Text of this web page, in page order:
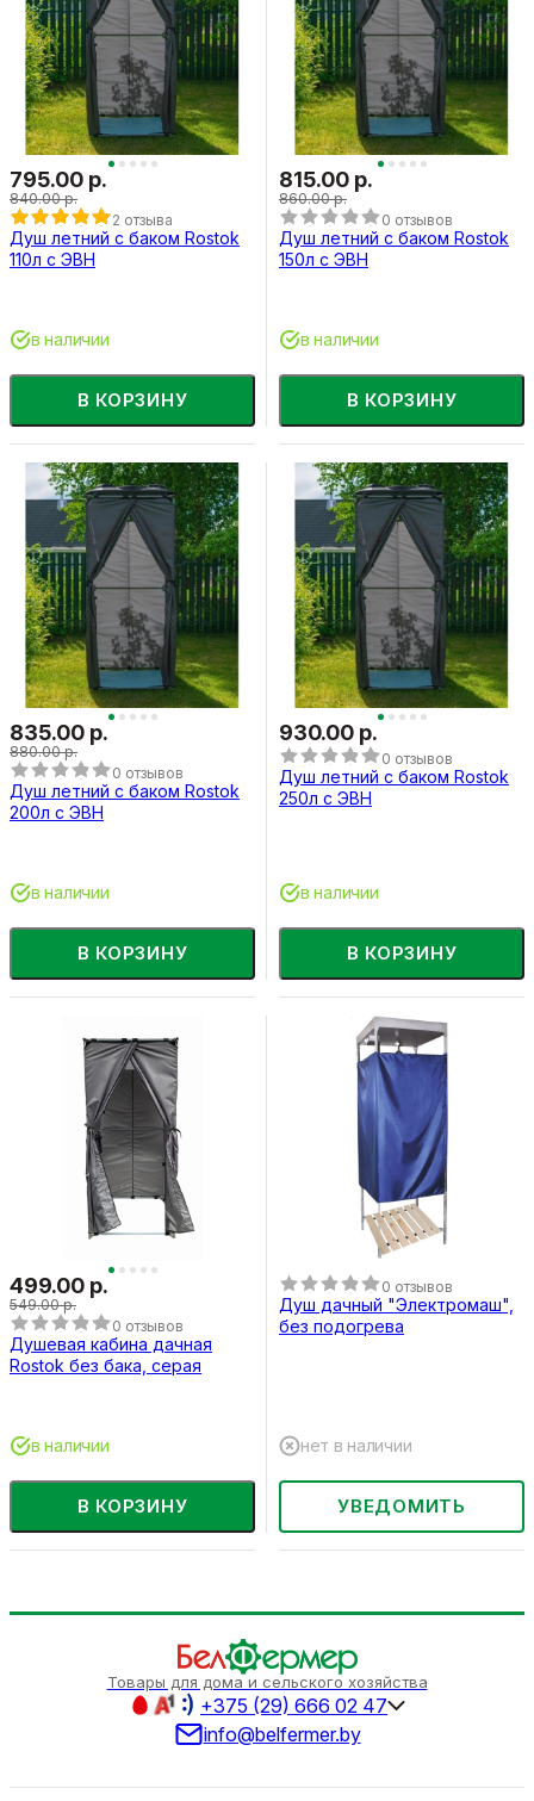
795.00 р.
840.00 р.
2 отзыва
Душ летний с баком Rostok
110л с ЭВН
В КОРЗИНУ
в наличии
815.00 р.
860.00 р.
0 отзывов
Душ летний с баком Rostok
150л с ЭВН
В КОРЗИНУ
в наличии
835.00 р.
880.00 р.
0 отзывов
Душ летний с баком Rostok
200л с ЭВН
В КОРЗИНУ
в наличии
930.00 р.
0 отзывов
Душ летний с баком Rostok
250л с ЭВН
В КОРЗИНУ
в наличии
499.00 р.
549.00 р.
0 отзывов
Душевая кабина дачная
Rostok без бака, серая
В КОРЗИНУ
в наличии
0 отзывов
Душ дачный "Электромаш",
без подогрева
УВЕДОМИТЬ
нет в наличии
Товары для дома и сельского хозяйства
+375 (29) 666 02 47
info@belfermer.by